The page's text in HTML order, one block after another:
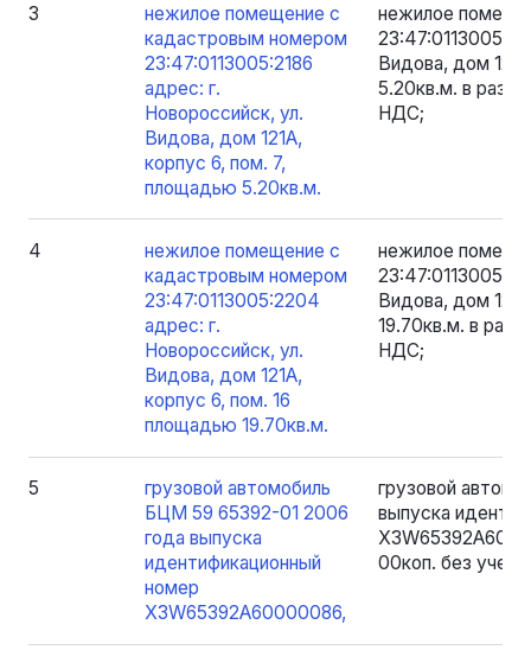
3
нежилое помещение с
кадастровым номером
23:47:0113005:2186
адрес: г.
Новороссийск, ул.
Видова, дом 121А,
корпус 6, пом. 7,
площадью 5.20кв.м.
нежилое
Видова, дом
5.20кв.м. в
НДС;
4
нежилое помещение с
кадастровым номером
23:47:0113005:2204
адрес: г.
Новороссийск, ул.
Видова, дом 121А,
корпус 6, пом. 16
площадью 19.70кв.м.
нежилое
Видова, дом
19.70кв.м. в
НДС;
5
грузовой автомобиль
БЦМ 59 65392-01 2006
года выпуска
идентификационный
номер
X3W65392A60000086,
грузовой
выпуска
00коп. без